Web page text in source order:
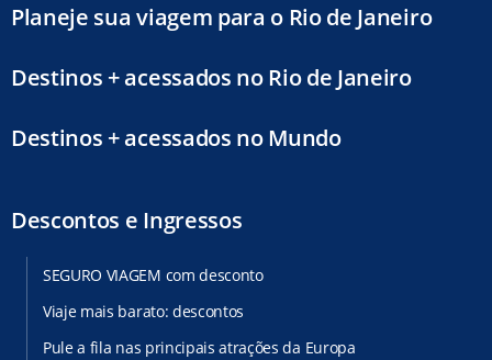
Planeje sua viagem para o Rio de Janeiro
Destinos + acessados no Rio de Janeiro
Destinos + acessados no Mundo
Descontos e Ingressos
SEGURO VIAGEM com desconto
Viaje mais barato: descontos
Pule a fila nas principais atrações da Europa